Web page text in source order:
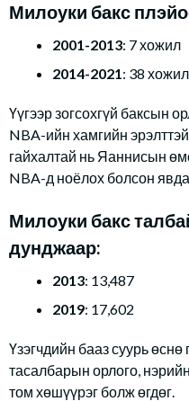
Милоуки бакс
2001-2013: 7 хожил
2014-2021: 38
Үүгээр зогсохгүй баксын
NBA-ийн хамгийн
гайхалтай нь Яаннисын
NBA-д ноёлох болсон
Милоуки бакс
дунджаар:
2013: 13,487
2019: 17,602
Үзэгчдийн бааз суурь өснө
тасалбарын орлого,
том хөшүүрэг болж өгдөг.